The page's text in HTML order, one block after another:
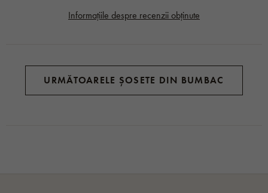
Informațiile despre recenzii obținute
URMĂTOARELE ȘOSETE DIN BUMBAC